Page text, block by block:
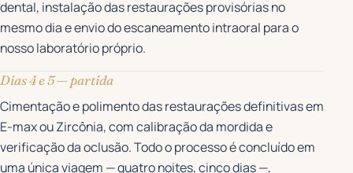
dental, instalação das restaurações provisórias no
mesmo dia e envio do escaneamento intraoral para o
nosso laboratório próprio.
Dias 4 e 5 — partida
Cimentação e polimento das restaurações definitivas em
E-max ou Zircônia, com calibração da mordida e
verificação da oclusão. Todo o processo é concluído em
uma única viagem — quatro noites, cinco dias —,